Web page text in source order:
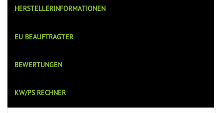
HERSTELLERINFORMATIONEN
EU BEAUFTRAGTER
BEWERTUNGEN
KW/PS RECHNER